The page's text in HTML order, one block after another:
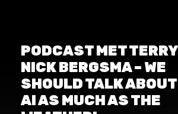
PODCAST MET TERRY
NICK BERGSMA – WE
SHOULD TALK ABOUT
AI AS MUCH AS THE